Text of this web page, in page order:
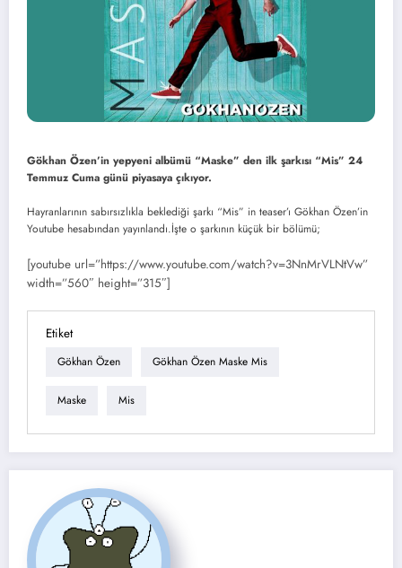
Gökhan Özen’in yepyeni albümü “Maske” den ilk şarkısı “Mis” 24
Temmuz Cuma günü piyasaya çıkıyor.
Hayranlarının sabırsızlıkla beklediği şarkı “Mis” in teaser’ı Gökhan Özen’in
Youtube hesabından yayınlandı.İşte o şarkının küçük bir bölümü;
[youtube url=”https://www.youtube.com/watch?v=3NnMrVLNtVw”
width=”560″ height=”315″]
Etiket
Gökhan Özen Gökhan Özen Maske Mis
Maske Mis